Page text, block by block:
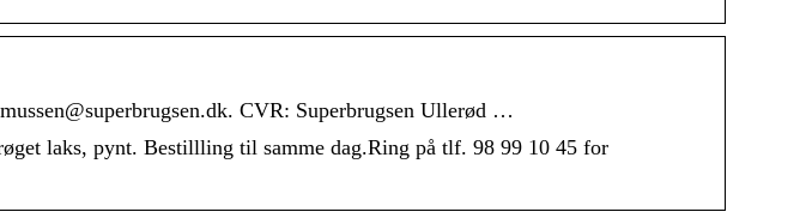
CVR: Superbrugsen Ullerød …
laks, pynt. Bestillling til samme dag.Ring på tlf. 98 99 10 45 for